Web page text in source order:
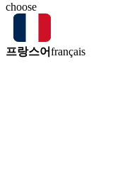
choose
프랑스어français